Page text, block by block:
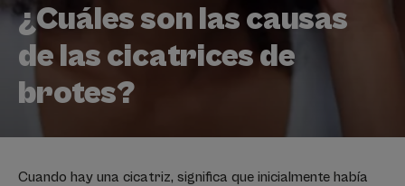
¿Cuáles son las causas
de las cicatrices de
brotes?
Cuando hay una cicatriz, significa que inicialmente había